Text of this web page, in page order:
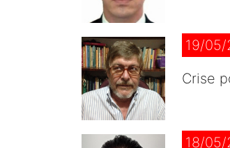
19/05/
Crise
18/05/